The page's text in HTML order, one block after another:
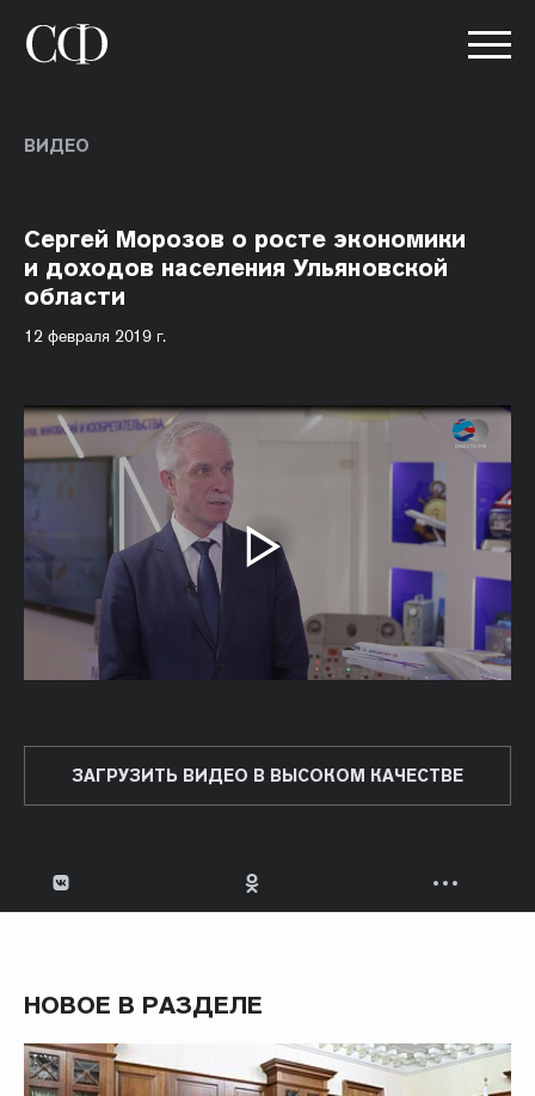
ВИДЕО
Сергей Морозов о росте экономики
и доходов населения Ульяновской
области
12 февраля 2019 г.
ЗАГРУЗИТЬ ВИДЕО В ВЫСОКОМ КАЧЕСТВЕ
НОВОЕ В РАЗДЕЛЕ